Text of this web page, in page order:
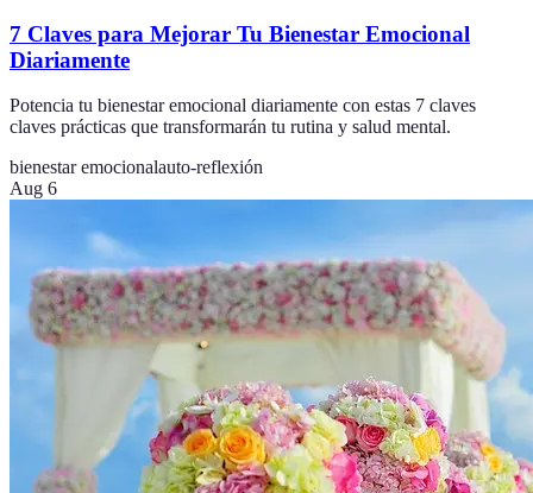
7 Claves para Mejorar Tu Bienestar Emocional
Diariamente
Potencia tu bienestar emocional diariamente con estas 7 claves
claves prácticas que transformarán tu rutina y salud mental.
bienestar emocionalauto-reflexión
Aug 6